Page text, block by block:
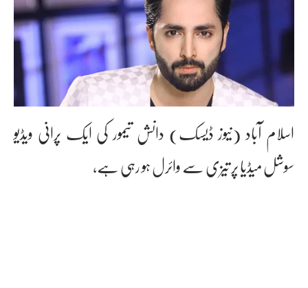
اسلام آباد (نیوز ڈیسک) دانش تیمور کی ایک پرانی ویڈیو
سوشل میڈیا پر تیزی سے وائرل ہو رہی ہے،